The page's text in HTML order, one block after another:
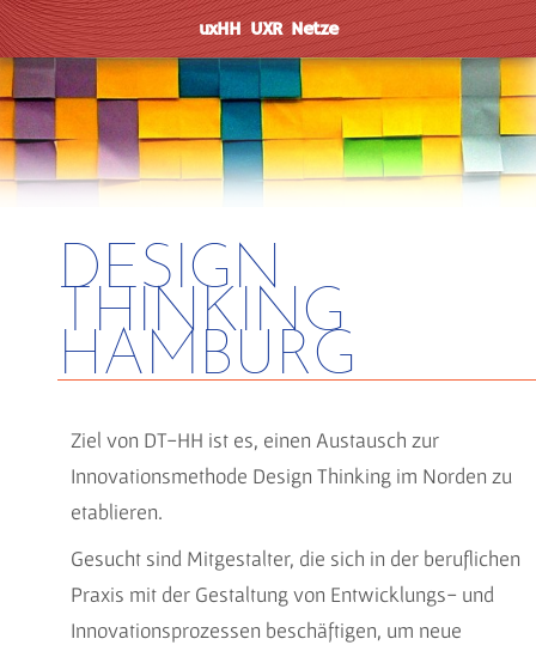
uxHH UXR Netze
DESIGN
THINKING
HAMBURG
Ziel von DT-HH ist es, einen Austausch zur
Innovationsmethode Design Thinking im Norden zu
etablieren.
Gesucht sind Mitgestalter, die sich in der beruflichen
Praxis mit der Gestaltung von Entwicklungs- und
Innovationsprozessen beschäftigen, um neue